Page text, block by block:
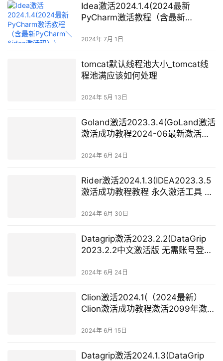
Idea激活2024.1.4(2024最新
PyCharm激活教程（含最新
2024年 7月 1日
tomcat默认线程池大小_tomcat线
程池满应该如何处理
2024年 5月 13日
Goland激活2023.3.4(GoLand激活
激活成功教程2024-06最新激活码
2024年 6月 24日
Rider激活2024.1.3(IDEA2023.3.5
激活成功教程教程 永久激活工具 最
2024年 6月 30日
Datagrip激活2023.2.2(DataGrip
2023.2.2中文激活版 无需账号登录
2024年 6月 24日
Clion激活2024.1(（2024最新）
Clion激活成功教程激活2099年激活
2024年 6月 15日
Datagrip激活2024.1.3(DataGrip